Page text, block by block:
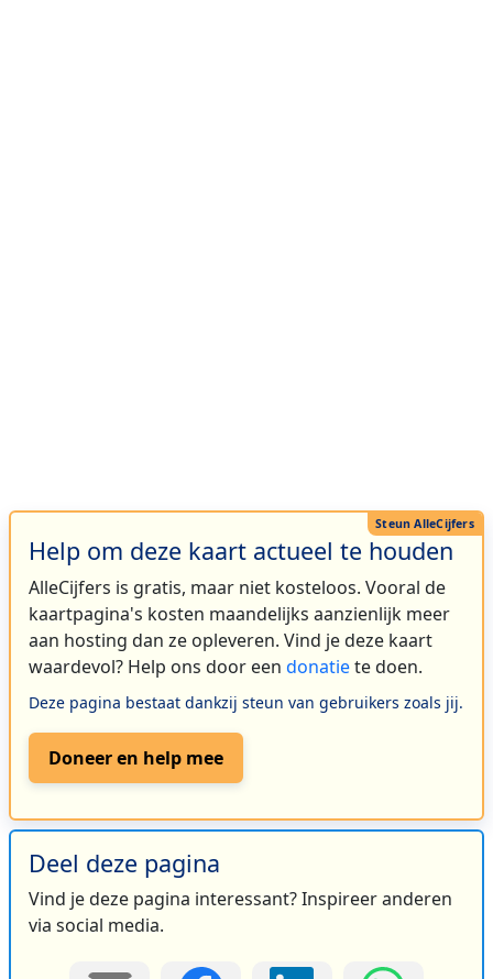
Help om deze kaart actueel te houden
AlleCijfers is gratis, maar niet kosteloos. Vooral de
kaartpagina's kosten maandelijks aanzienlijk meer
aan hosting dan ze opleveren. Vind je deze kaart
waardevol? Help ons door een donatiete doen.
Deze pagina bestaat dankzij steun van gebruikers zoals jij.
Doneer en help mee
Deel deze pagina
Vind je deze pagina interessant? Inspireer anderen
via social media.